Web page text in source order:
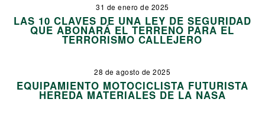
31 de enero de 2025
LAS 10 CLAVES DE UNA LEY DE SEGURIDAD
QUE ABONARÁ EL TERRENO PARA EL
TERRORISMO CALLEJERO
28 de agosto de 2025
EQUIPAMIENTO MOTOCICLISTA FUTURISTA
HEREDA MATERIALES DE LA NASA